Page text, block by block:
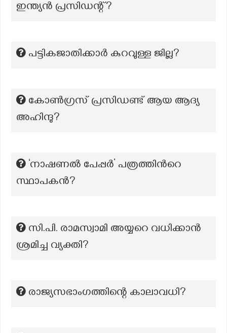
ഇന്ത്യൻ പ്രസിഡന്റ്?
പട്ടികജാതിക്കാർ കുറവുള്ള ജില്ല?
കോൺഗ്രസ് പ്രസിഡണ്ട് ആയ ആദ്യ
അഹിന്ദു?
‘നാഷണൽ പേപ്പർ’ പത്രത്തിന്‍റെ
സ്ഥാപകന്‍?
സി.പി. രാമസ്വാമി അയ്യറെ വധിക്കാൻ
ശ്രമിച്ച വ്യക്തി?
രാജ്യസഭാംഗത്തിന്റെ കാലാവധി?